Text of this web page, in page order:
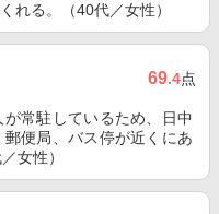
れる。（40代／女性）
69.4点
常駐しているため、日中
便局、バス停が近くにあ
女性）